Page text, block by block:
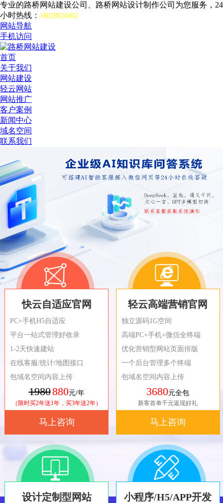
专业的路桥网站建设公司、路桥网站设计制作公司为您服务，24
小时热线： 18028020402
网站导航
手机访问
首页
关于我们
网站建设
轻云网站
网站推广
客户案例
新闻中心
域名空间
联系我们
快云自适应官网
PC+手机H5自适应
平台一站式管理好收录
1-2天快速建站
在线客服/统计/地图接口
包域名空间内容上传
1980880元/年
（限时买2年送1年，买3年送2年）
马上咨询
轻云高端营销官网
独立源码1G空间
高端PC+手机+微信全终端
优化营销型网站页面排版
一个后台管理多个终端
包域名空间内容上传
3680元全包
新客首单千元返现好礼
马上咨询
设计定制型网站 小程序/H5/APP开发